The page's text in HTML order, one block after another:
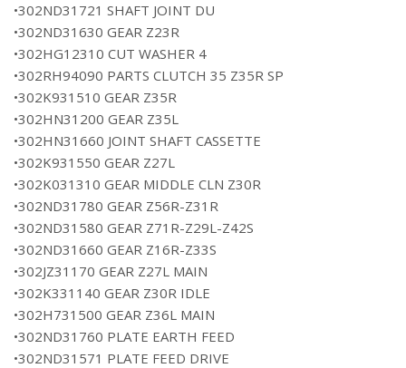
•302ND31721 SHAFT JOINT DU
•302ND31630 GEAR Z23R
•302HG12310 CUT WASHER 4
•302RH94090 PARTS CLUTCH 35 Z35R SP
•302K931510 GEAR Z35R
•302HN31200 GEAR Z35L
•302HN31660 JOINT SHAFT CASSETTE
•302K931550 GEAR Z27L
•302K031310 GEAR MIDDLE CLN Z30R
•302ND31780 GEAR Z56R-Z31R
•302ND31580 GEAR Z71R-Z29L-Z42S
•302ND31660 GEAR Z16R-Z33S
•302JZ31170 GEAR Z27L MAIN
•302K331140 GEAR Z30R IDLE
•302H731500 GEAR Z36L MAIN
•302ND31760 PLATE EARTH FEED
•302ND31571 PLATE FEED DRIVE